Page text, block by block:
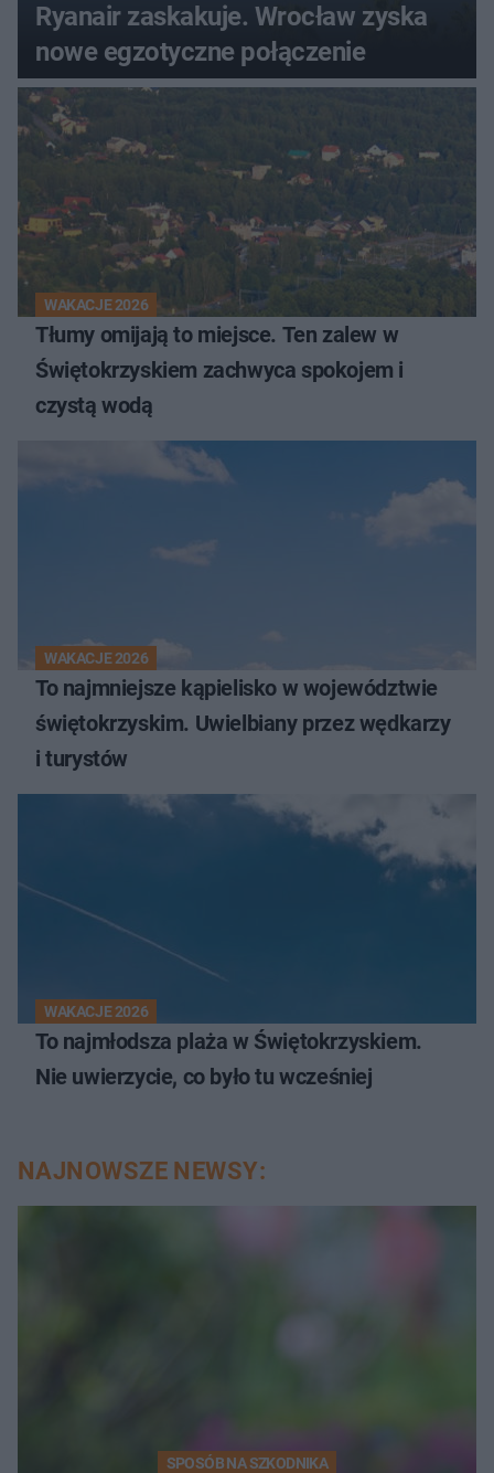
Ryanair zaskakuje. Wrocław zyska
nowe egzotyczne połączenie
WAKACJE 2026
Tłumy omijają to miejsce. Ten zalew w
Świętokrzyskiem zachwyca spokojem i
czystą wodą
WAKACJE 2026
To najmniejsze kąpielisko w województwie
świętokrzyskim. Uwielbiany przez wędkarzy
i turystów
WAKACJE 2026
To najmłodsza plaża w Świętokrzyskiem.
Nie uwierzycie, co było tu wcześniej
NAJNOWSZE NEWSY:
SPOSÓB NA SZKODNIKA